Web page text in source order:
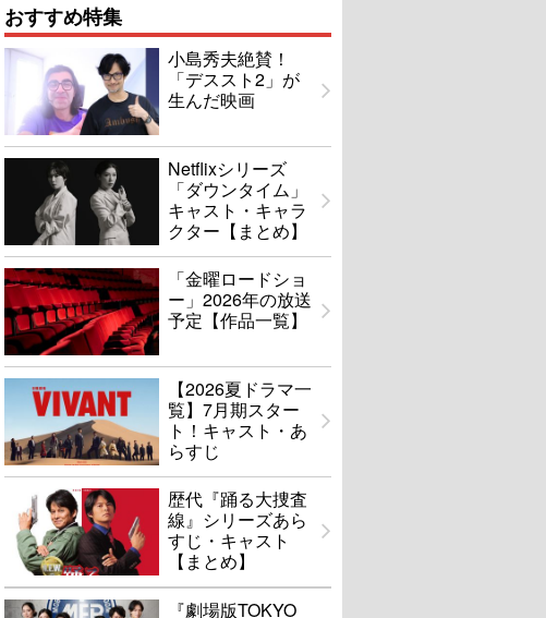
おすすめ特集
小島秀夫絶賛！
「デススト2」が
生んだ映画
Netflixシリーズ
「ダウンタイム」
キャスト・キャラ
クター【まとめ】
「金曜ロードショ
ー」2026年の放送
予定【作品一覧】
【2026夏ドラマ一
覧】7月期スター
ト！キャスト・あ
らすじ
歴代『踊る大捜査
線』シリーズあら
すじ・キャスト
【まとめ】
『劇場版TOKYO